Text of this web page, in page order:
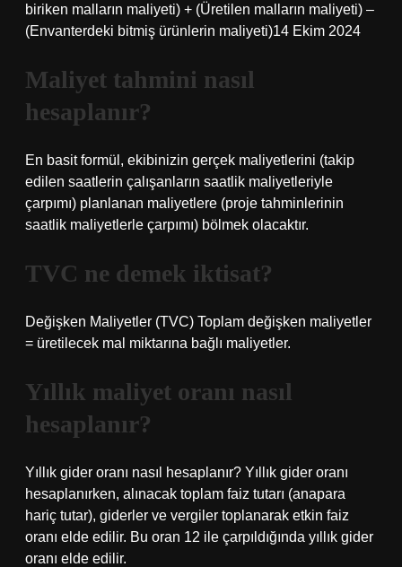
biriken malların maliyeti) + (Üretilen malların maliyeti) –
(Envanterdeki bitmiş ürünlerin maliyeti)14 Ekim 2024
Maliyet tahmini nasıl
hesaplanır?
En basit formül, ekibinizin gerçek maliyetlerini (takip
edilen saatlerin çalışanların saatlik maliyetleriyle
çarpımı) planlanan maliyetlere (proje tahminlerinin
saatlik maliyetlerle çarpımı) bölmek olacaktır.
TVC ne demek iktisat?
Değişken Maliyetler (TVC) Toplam değişken maliyetler
= üretilecek mal miktarına bağlı maliyetler.
Yıllık maliyet oranı nasıl
hesaplanır?
Yıllık gider oranı nasıl hesaplanır? Yıllık gider oranı
hesaplanırken, alınacak toplam faiz tutarı (anapara
hariç tutar), giderler ve vergiler toplanarak etkin faiz
oranı elde edilir. Bu oran 12 ile çarpıldığında yıllık gider
oranı elde edilir.